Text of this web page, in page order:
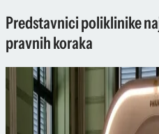
Predstavnici poliklinike
pravnih koraka